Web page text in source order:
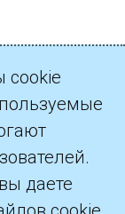
cookie
даете